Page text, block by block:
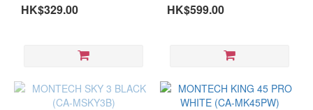
HK$329.00 HK$599.00